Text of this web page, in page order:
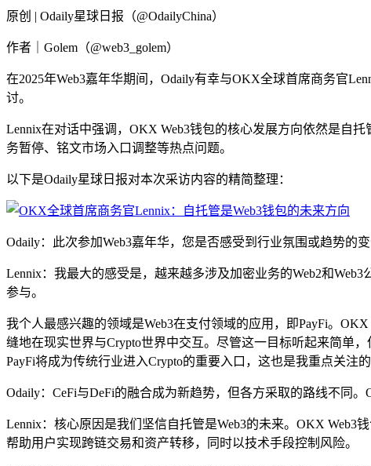
原创 | Odaily星球日报（@OdailyChina）
作者｜Golem（@web3_golem）
在2025年Web3嘉年华期间，Odaily有幸与OKX全球首席商务官
讨。
Lennix在对话中强调，OKX Web3钱包的核心发展方向依然是自
务暂停、铭文市场入口调整等热点问题。
以下是Odaily星球日报对本次采访内容的精简整理：
Odaily：此次参加Web3嘉年华，您是否感受到行业氛围或趋势的
Lennix：我最大的感受是，越来越多涉及加密业务的Web2和
参与。
我个人最感兴趣的领域是Web3在支付领域的应用，即PayFi。
缝地在现实世界与Crypto世界中交互。尽管这一目标听起来简单
PayFi将成为传统行业进入Crypto的重要入口，这也是我重点关注的
Odaily：CeFi与DeFi的融合成为新趋势，但各方采取的路线不同
Lennix：核心原因是我们坚信自托管是Web3的未来。OKX
帮助用户实现跨链交易和资产转移，同时以技术手段控制风险。